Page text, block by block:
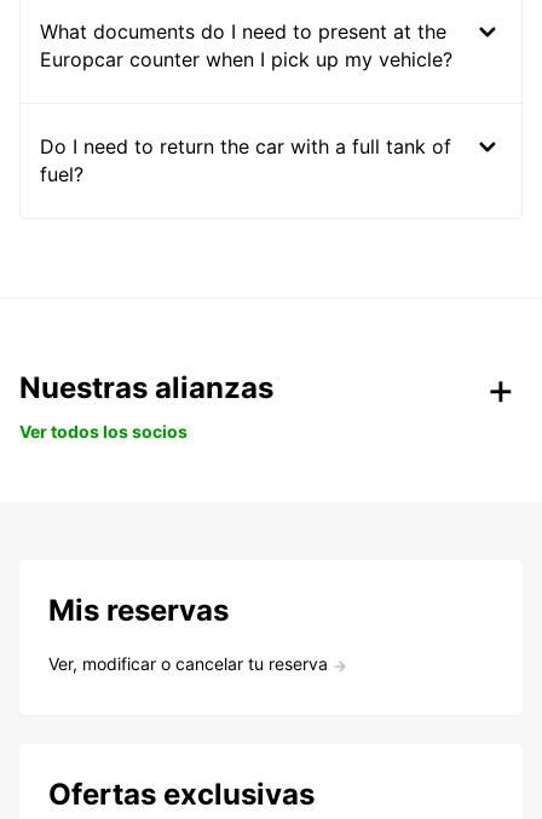
What documents do I need to present at the
Europcar counter when I pick up my vehicle?
Do I need to return the car with a full tank of
fuel?
Nuestras alianzas
Ver todos los socios
Mis reservas
Ver, modificar o cancelar tu reserva
Ofertas exclusivas